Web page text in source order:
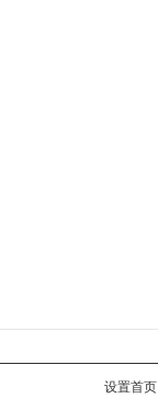
设置首页